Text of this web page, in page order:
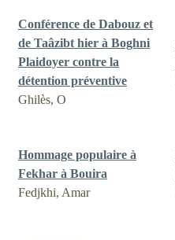
Conférence de Dabouz et
de Taâzibt hier à Boghni
Plaidoyer contre la
détention préventive
Ghilès, O
Hommage populaire à
Fekhar à Bouira
Fedjkhi, Amar